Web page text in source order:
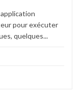
pour exécuter
quelques...